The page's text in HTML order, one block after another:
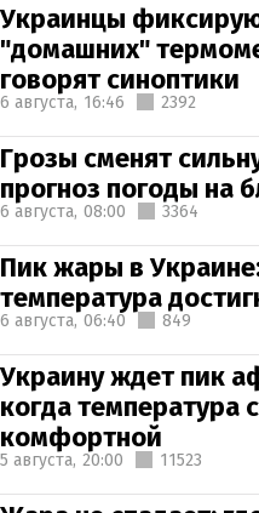
Украинцы
"домашних"
говорят синоптики
6 августа, 16:46 2392
Грозы сменят
прогноз погоды на
6 августа, 08:00 3364
Пик жары в Украине:
температура
6 августа, 06:40 849
Украину ждет пик
когда температура
комфортной
5 августа, 20:00 11523